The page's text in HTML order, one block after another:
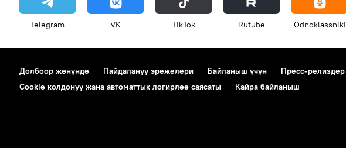
Telegram VK ТikТоk Rutube Odnoklassniki
Долбоор жөнүндө Пайдалануу эрежелери Байланыш үчүн Пресс-релиздер
Cookie колдонуу жана автоматтык логирлөө саясаты
Кайра байланыш